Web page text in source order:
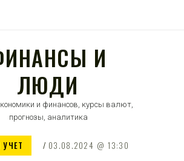
И
ЛЮДИ
и финансов, курсы валют,
прогнозы, аналитика
03.08.2024 13:30